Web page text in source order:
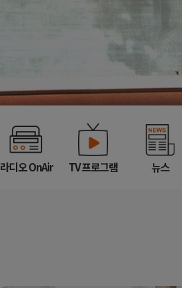
라디오 OnAir TV 프로그램 뉴스